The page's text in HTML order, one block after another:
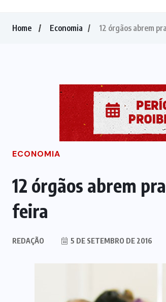
Home Economia 12 órgãos abrem
ECONOMIA
12 órgãos abrem
feira
REDAÇÃO 5 DE SETEMBRO DE 2016